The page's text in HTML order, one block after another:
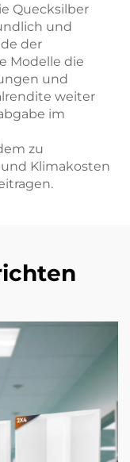
Quecksilber
und
der
Modelle die
und
weiter
im
zu
Klimakosten